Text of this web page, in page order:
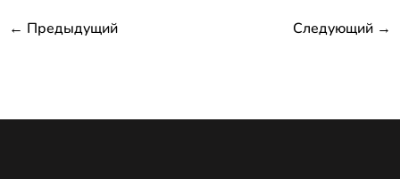
← Предыдущий Следующий →